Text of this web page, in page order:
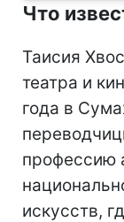
Что
Таисия
театра и
года в
профессию
искусств,